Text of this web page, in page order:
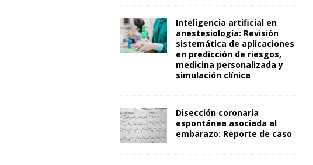
Inteligencia artificial en
anestesiología: Revisión
sistemática de aplicaciones
en predicción de riesgos,
medicina personalizada y
simulación clínica
Disección coronaria
espontánea asociada al
embarazo: Reporte de caso